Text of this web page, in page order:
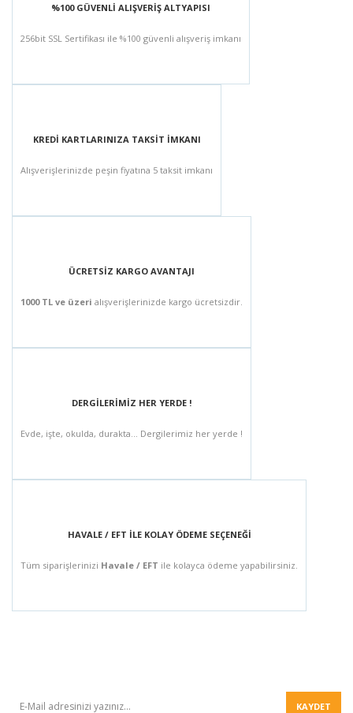
%100 GÜVENLİ ALIŞVERİŞ ALTYAPISI
256bit SSL Sertifikası ile %100 güvenli alışveriş imkanı
KREDİ KARTLARINIZA TAKSİT İMKANI
Alışverişlerinizde peşin fiyatına 5 taksit imkanı
ÜCRETSİZ KARGO AVANTAJI
1000 TL ve üzeri alışverişlerinizde kargo ücretsizdir.
DERGİLERİMİZ HER YERDE !
Evde, işte, okulda, durakta... Dergilerimiz her yerde !
HAVALE / EFT İLE KOLAY ÖDEME SEÇENEĞİ
Tüm siparişlerinizi Havale / EFT ile kolayca ödeme yapabilirsiniz.
KAYDET